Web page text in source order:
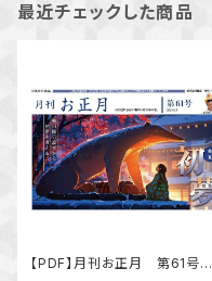
最近チェックした商品
【PDF】月刊お正月 第61号